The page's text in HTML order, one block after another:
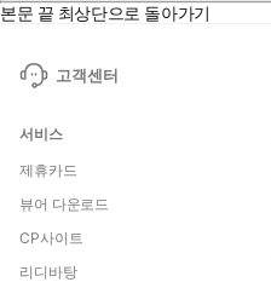
본문 끝 최상단으로 돌아가기
고객센터
서비스
제휴카드
뷰어 다운로드
CP사이트
리디바탕